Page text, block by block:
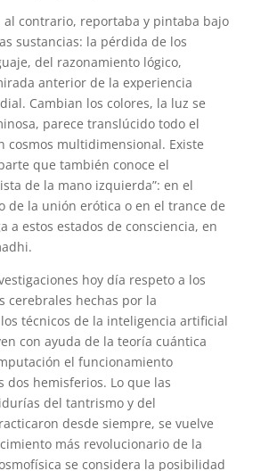
al contrario, reportaba y pintaba bajo
sustancias: la pérdida de los
del razonamiento lógico,
anterior de la experiencia
Cambian los colores, la luz se
parece translúcido todo el
cosmos multidimensional. Existe
que también conoce el
de la mano izquierda”: en el
de la unión erótica o en el trance de
a estos estados de consciencia, en
hoy día respeto a los
cerebrales hechas por la
técnicos de la inteligencia artificial
con ayuda de la teoría cuántica
el funcionamiento
dos hemisferios. Lo que las
del tantrismo y del
desde siempre, se vuelve
más revolucionario de la
se considera la posibilidad